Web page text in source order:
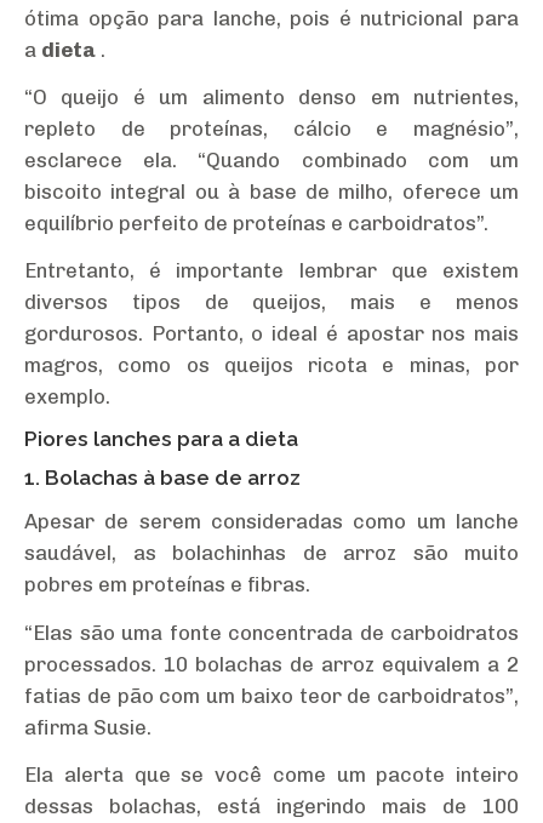
ótima opção para lanche, pois é nutricional para
a dieta .
“O queijo é um alimento denso em nutrientes,
repleto de proteínas, cálcio e magnésio”,
esclarece ela. “Quando combinado com um
biscoito integral ou à base de milho, oferece um
equilíbrio perfeito de proteínas e carboidratos”.
Entretanto, é importante lembrar que existem
diversos tipos de queijos, mais e menos
gordurosos. Portanto, o ideal é apostar nos mais
magros, como os queijos ricota e minas, por
exemplo.
Piores lanches para a dieta
1. Bolachas à base de arroz
Apesar de serem consideradas como um lanche
saudável, as bolachinhas de arroz são muito
pobres em proteínas e fibras.
“Elas são uma fonte concentrada de carboidratos
processados. 10 bolachas de arroz equivalem a 2
fatias de pão com um baixo teor de carboidratos”,
afirma Susie.
Ela alerta que se você come um pacote inteiro
dessas bolachas, está ingerindo mais de 100